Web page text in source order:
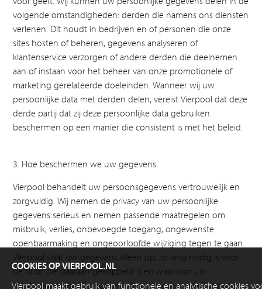
volgende omstandigheden: derden die namens ons diensten
verlenen. Dit houdt in bedrijven en of personen die onze
sites hosten of beheren, gegevens analyseren of
klantenservice verzorgen of andere derden die deelnemen
aan of instaan voor het beheer van onze promotionele of
marketing gerelateerde doeleinden. Wanneer wij uw
persoonlijke data met derden delen, vereist Vierpool dat deze
derde partij dat zij deze persoonlijke data gebruiken
beschermen op een manier die consistent is met het beleid.
3. Hoe beschermen we uw gegevens
Vierpool behandelt uw persoonsgegevens vertrouwelijk en
zorgvuldig. Wij nemen de privacy van uw persoonlijke
gegevens serieus en nemen passende maatregelen om
misbruik, verlies, onbevoegde toegang, ongewenste
openbaarmaking en ongeoorloofde wijziging tegen te gaan.
Vierpool slaat uw gegevens alleen op, zo lang nodig is voor
de duur die daaraan gekoppeld is en waarvoor uw
toestemming heeft gegeven.Als u de indruk heeft dat uw
COOKIES OP VIERPOOL.NL
Vierpool maakt gebruik van functionele en analytische cookies